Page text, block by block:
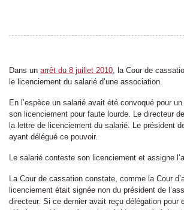
Dans un arrêt du 8 juillet 2010, la Cour de
le licenciement du salarié d’une association.
En l’espèce un salarié avait été convoqué pour
son licenciement pour faute lourde. Le directeur
la lettre de licenciement du salarié. Le président
ayant délégué ce pouvoir.
Le salarié conteste son licenciement et assigne
La Cour de cassation constate, comme la Cour
licenciement était signée non du président de
directeur. Si ce dernier avait reçu délégation pour